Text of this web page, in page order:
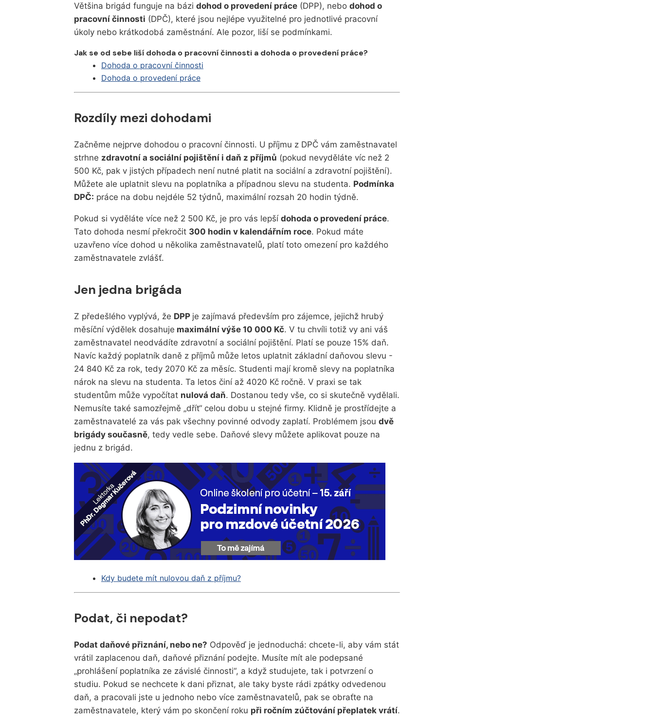
Většina brigád funguje na bázi dohod o provedení práce (DPP), nebo dohod o
pracovní činnosti (DPČ), které jsou nejlépe využitelné pro jednotlivé pracovní
úkoly nebo krátkodobá zaměstnání. Ale pozor, liší se podmínkami.
Jak se od sebe liší dohoda o pracovní činnosti a dohoda o provedení práce?
Dohoda o pracovní činnosti
Dohoda o provedení práce
Rozdíly mezi dohodami
Začněme nejprve dohodou o pracovní činnosti. U příjmu z DPČ vám zaměstnavatel
strhne zdravotní a sociální pojištění i daň z příjmů (pokud nevyděláte víc než 2
500 Kč, pak v jistých případech není nutné platit na sociální a zdravotní pojištění).
Můžete ale uplatnit slevu na poplatníka a případnou slevu na studenta. Podmínka
DPČ: práce na dobu nejdéle 52 týdnů, maximální rozsah 20 hodin týdně.
Pokud si vyděláte více než 2 500 Kč, je pro vás lepší dohoda o provedení práce.
Tato dohoda nesmí překročit 300 hodin v kalendářním roce. Pokud máte
uzavřeno více dohod u několika zaměstnavatelů, platí toto omezení pro každého
zaměstnavatele zvlášť.
Jen jedna brigáda
Z předešlého vyplývá, že DPP je zajímavá především pro zájemce, jejichž hrubý
měsíční výdělek dosahuje maximální výše 10 000 Kč. V tu chvíli totiž vy ani váš
zaměstnavatel neodvádíte zdravotní a sociální pojištění. Platí se pouze 15% daň.
Navíc každý poplatník daně z příjmů může letos uplatnit základní daňovou slevu -
24 840 Kč za rok, tedy 2070 Kč za měsíc. Studenti mají kromě slevy na poplatníka
nárok na slevu na studenta. Ta letos činí až 4020 Kč ročně. V praxi se tak
studentům může vypočítat nulová daň. Dostanou tedy vše, co si skutečně vydělali.
Nemusíte také samozřejmě „dřít“ celou dobu u stejné firmy. Klidně je prostřídejte a
zaměstnavatelé za vás pak všechny povinné odvody zaplatí. Problémem jsou dvě
brigády současně, tedy vedle sebe. Daňové slevy můžete aplikovat pouze na
jednu z brigád.
Kdy budete mít nulovou daň z příjmu?
Podat, či nepodat?
Podat daňové přiznání, nebo ne? Odpověď je jednoduchá: chcete-li, aby vám stát
vrátil zaplacenou daň, daňové přiznání podejte. Musíte mít ale podepsané
„prohlášení poplatníka ze závislé činnosti“, a když studujete, tak i potvrzení o
studiu. Pokud se nechcete k dani přiznat, ale taky byste rádi zpátky odvedenou
daň, a pracovali jste u jednoho nebo více zaměstnavatelů, pak se obraťte na
zaměstnavatele, který vám po skončení roku při ročním zúčtování přeplatek vrátí.